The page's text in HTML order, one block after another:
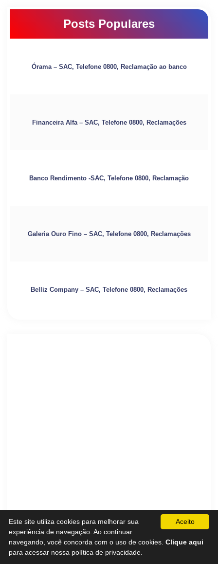
Posts Populares
Órama – SAC, Telefone 0800, Reclamação ao banco
Financeira Alfa – SAC, Telefone 0800, Reclamações
Banco Rendimento -SAC, Telefone 0800, Reclamação
Galeria Ouro Fino – SAC, Telefone 0800, Reclamações
Belliz Company – SAC, Telefone 0800, Reclamações
Aceito
Este site utiliza cookies para melhorar sua
experiência de navegação. Ao continuar
navegando, você concorda com o uso de cookies. Clique aqui
para acessar nossa política de privacidade.